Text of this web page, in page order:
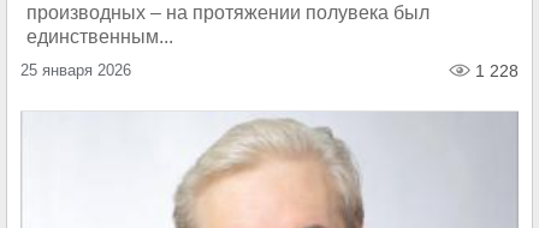
производных – на протяжении полувека был
единственным...
25 января 2026 1 228